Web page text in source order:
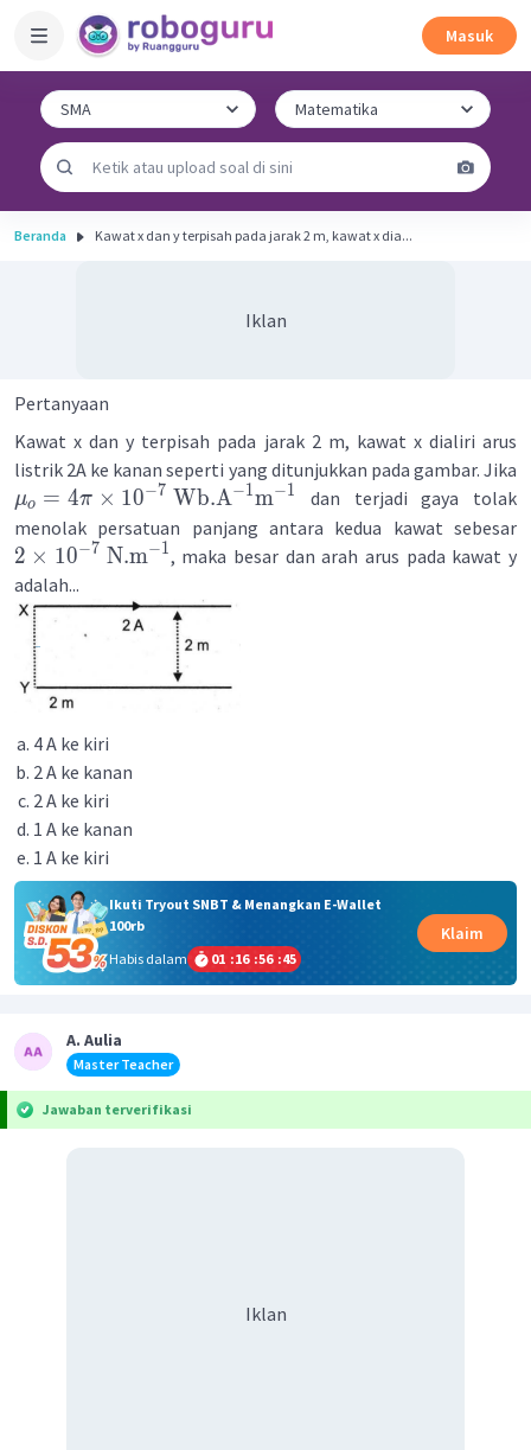
Masuk
Beranda Kawat x dan y terpisah pada jarak 2 m, kawat x dia...
Iklan
Pertanyaan
Kawat x dan y terpisah pada jarak 2 m, kawat x dialiri arus
listrik 2A ke kanan seperti yang ditunjukkan pada gambar. Jika
μo = 4π × 10−7 Wb.A−1m−1
dan terjadi gaya tolak
menolak persatuan panjang antara kedua kawat sebesar
2 × 10−7 N.m−1, maka besar dan arah arus pada kawat y
adalah...
4 A ke kiri
2 A ke kanan
2 A ke kiri
1 A ke kanan
1 A ke kiri
Ikuti Tryout SNBT & Menangkan E-Wallet
100rb
Habis dalam
01 :16 :56 :44
Klaim
A. Aulia
Master Teacher
Jawaban terverifikasi
Iklan